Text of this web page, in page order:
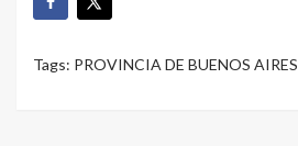
Tags: PROVINCIA DE BUENOS AIRES